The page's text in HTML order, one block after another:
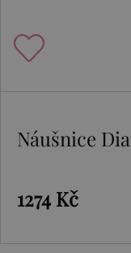
Náušnice
1274 Kč